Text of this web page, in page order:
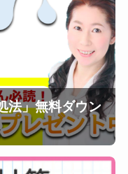
法」無料ダウン